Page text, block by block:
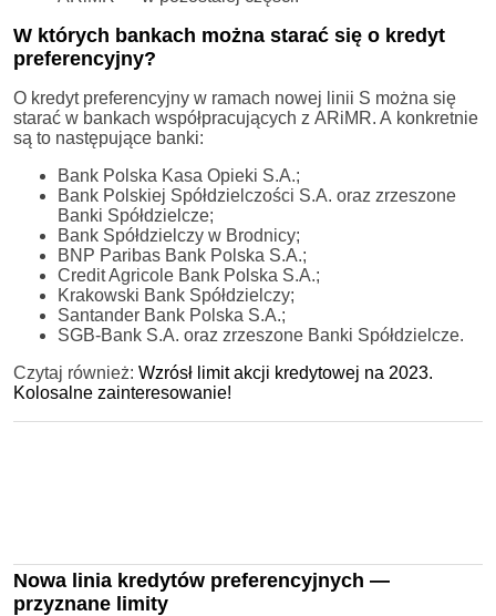
W których bankach można starać się o kredyt
preferencyjny?
O kredyt preferencyjny w ramach nowej linii S można się
starać w bankach współpracujących z ARiMR. A konkretnie
są to następujące banki:
Bank Polska Kasa Opieki S.A.;
Bank Polskiej Spółdzielczości S.A. oraz zrzeszone
Banki Spółdzielcze;
Bank Spółdzielczy w Brodnicy;
BNP Paribas Bank Polska S.A.;
Credit Agricole Bank Polska S.A.;
Krakowski Bank Spółdzielczy;
Santander Bank Polska S.A.;
SGB-Bank S.A. oraz zrzeszone Banki Spółdzielcze.
Czytaj również: Wzrósł limit akcji kredytowej na 2023.
Kolosalne zainteresowanie!
Nowa linia kredytów preferencyjnych —
przyznane limity